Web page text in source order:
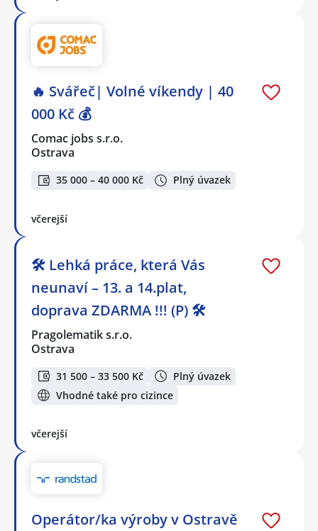
🔥 Svářeč| Volné víkendy | 40
000 Kč 💰
Comac jobs s.r.o.
Ostrava
35 000 – 40 000 Kč Plný úvazek
včerejší
🛠️ Lehká práce, která Vás
neunaví – 13. a 14.plat,
doprava ZDARMA !!! (P) 🛠️
Pragolematik s.r.o.
Ostrava
31 500 – 33 500 Kč
Plný úvazek
Vhodné také pro cizince
včerejší
Operátor/ka výroby v Ostravě